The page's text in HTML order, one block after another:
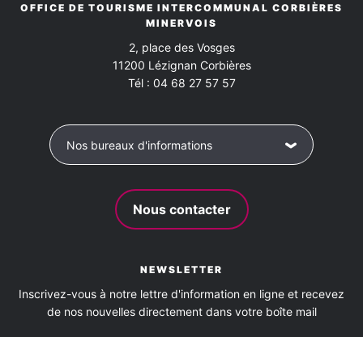
OFFICE DE TOURISME INTERCOMMUNAL CORBIÈRES
MINERVOIS
2, place des Vosges
11200 Lézignan Corbières
Tél : 04 68 27 57 57
Nos bureaux d'informations
Nous contacter
NEWSLETTER
Inscrivez-vous à notre lettre d'information en ligne et recevez
de nos nouvelles directement dans votre boîte mail